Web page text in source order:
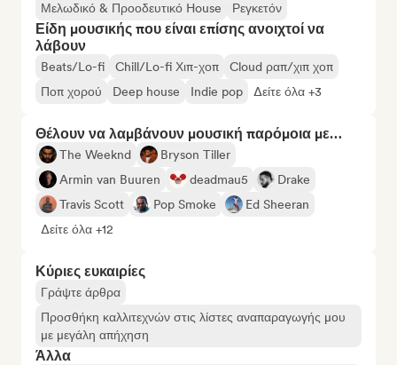
Μελωδικό & Προοδευτικό House
Ρεγκετόν
Είδη μουσικής που είναι επίσης ανοιχτοί να
λάβουν
Beats/Lo-fi Chill/Lo-fi Χιπ-χοπ
Cloud ραπ/χιπ χοπ
Ποπ χορού
Deep house Indie pop Δείτε όλα +3
Θέλουν να λαμβάνουν μουσική παρόμοια με…
The Weeknd
Bryson Tiller
Armin van Buuren
deadmau5
Drake
Travis Scott
Pop Smoke
Ed Sheeran
Δείτε όλα +12
Κύριες ευκαιρίες
Γράψτε άρθρα
Προσθήκη καλλιτεχνών στις λίστες αναπαραγωγής μου
με μεγάλη απήχηση
Άλλα